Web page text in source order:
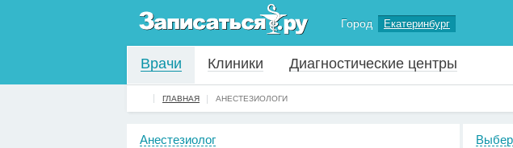
Город Екатеринбург
Врачи Клиники Диагностические центры
ГЛАВНАЯ АНЕСТЕЗИОЛОГИ
Анестезиолог